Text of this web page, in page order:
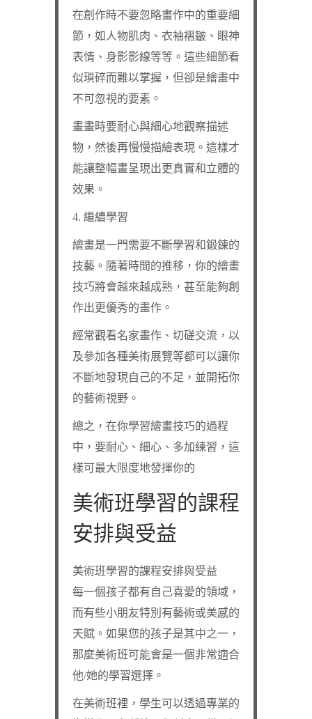
在創作時不要忽略畫作中的重要細
節，如人物肌肉、衣袖褶皺、眼神
表情、身影影線等等。這些細節看
似瑣碎而難以掌握，但卻是繪畫中
不可忽視的要素。
畫畫時要耐心與細心地觀察描述
物，然後再慢慢描繪表現。這樣才
能讓整幅畫呈現出更真實和立體的
效果。
4. 繼續學習
繪畫是一門需要不斷學習和鍛鍊的
技藝。隨著時間的推移，你的繪畫
技巧將會越來越成熟，甚至能夠創
作出更優秀的畫作。
經常觀看名家畫作、切磋交流，以
及參加各種美術展覽等都可以讓你
不斷地發現自己的不足，並開拓你
的藝術視野。
總之，在你學習繪畫技巧的過程
中，要耐心、細心、多加練習，這
樣可最大限度地發揮你的
美術班學習的課程
安排與受益
美術班學習的課程安排與受益
每一個孩子都有自己喜愛的領域，
而有些小朋友特別有藝術或美感的
天賦。如果您的孩子是其中之一，
那麼美術班可能會是一個非常適合
他/她的學習選擇。
在美術班裡，學生可以透過專業的